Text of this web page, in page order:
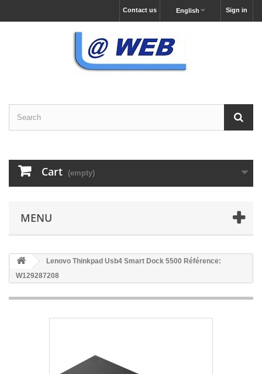
Sign in
English
Contact us
Cart (empty)
MENU
Lenovo Thinkpad Usb4 Smart Dock 5500 Référence:
W129287208